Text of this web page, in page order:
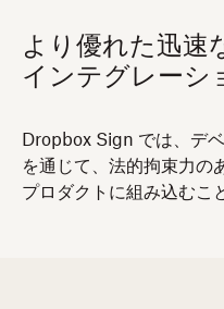
より優れた迅速
インテグレーシ
Dropbox Sign では、デ
を通じて、法的拘束力の
プロダクトに組み込むこ